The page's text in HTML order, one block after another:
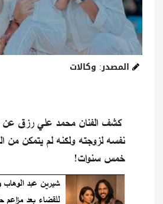
المصدر: وكالات
كشف الفنان محمد علي رزق عن
نفسه لزوجته ولكنه لم يتمكن من
خمس سنوات!
شيرين عبد
للقضاء بعد